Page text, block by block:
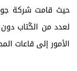
لعدد من الكُتاب
الأمور إلى قاعات